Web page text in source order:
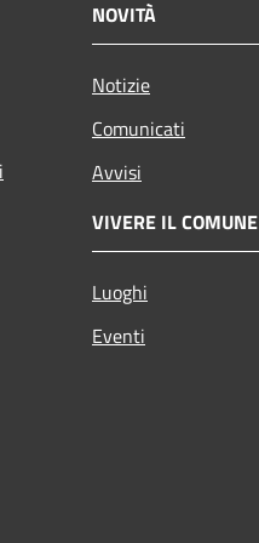
NOVITÀ
Notizie
Comunicati
Avvisi
VIVERE IL COMUNE
Luoghi
Eventi